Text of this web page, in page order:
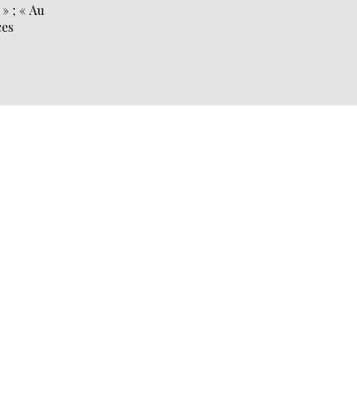
; « Au